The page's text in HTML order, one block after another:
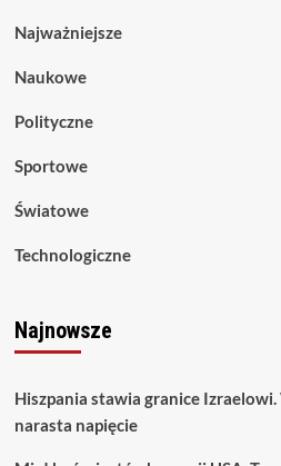
Najważniejsze
Naukowe
Polityczne
Sportowe
Światowe
Technologiczne
Najnowsze
Hiszpania stawia granice
narasta napięcie